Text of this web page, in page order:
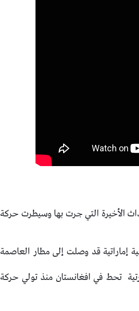
الأخيرة التي جرت بها وسيطرت حركة
إماراتية قد وصلت إلى مطار العاصمة
تحط في افغانستان منذ تولي حركة